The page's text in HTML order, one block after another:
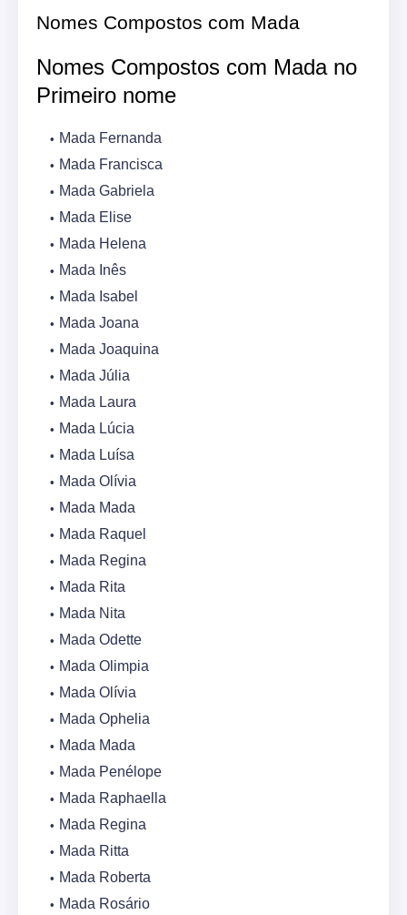
Nomes Compostos com Mada
Nomes Compostos com Mada no
Primeiro nome
Mada Fernanda
Mada Francisca
Mada Gabriela
Mada Elise
Mada Helena
Mada Inês
Mada Isabel
Mada Joana
Mada Joaquina
Mada Júlia
Mada Laura
Mada Lúcia
Mada Luísa
Mada Olívia
Mada Mada
Mada Raquel
Mada Regina
Mada Rita
Mada Nita
Mada Odette
Mada Olimpia
Mada Olívia
Mada Ophelia
Mada Mada
Mada Penélope
Mada Raphaella
Mada Regina
Mada Ritta
Mada Roberta
Mada Rosário